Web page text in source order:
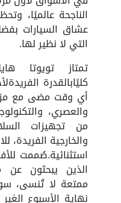
الناجحة عالميًا،
عشاق السيارات
التي لا نظير لها.
تمتاز تويوتا
كليًابالقدرة
أي وقت مضى مع
والعصري،
من تجهيزات
والخارجية الفريدة،
استثنائية.صُممت
الذين يبحثون
ممتعة لا تُنسى،
نهاية الأسبوع